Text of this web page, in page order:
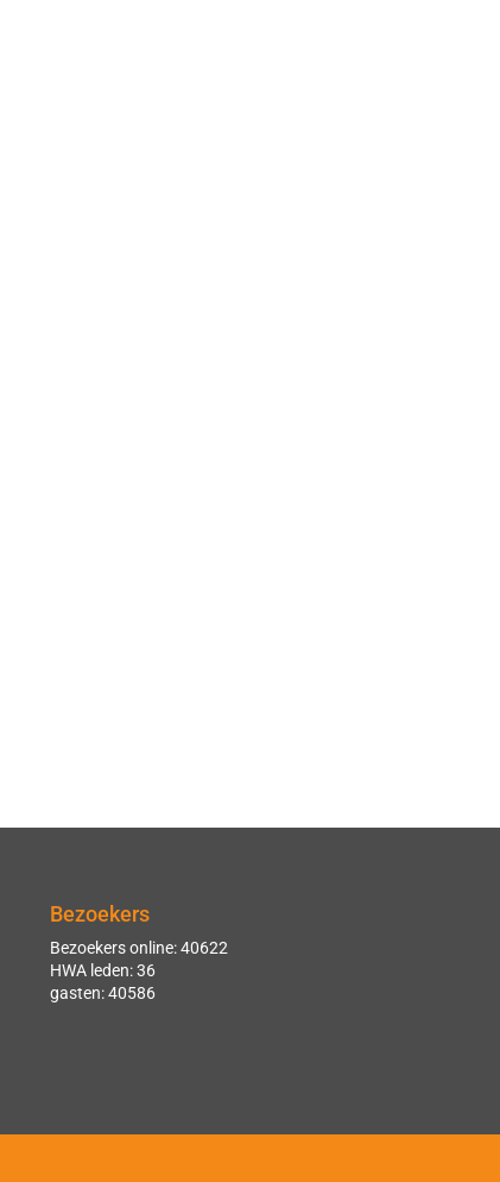
Bezoekers
Bezoekers online: 40622
HWA leden: 36
gasten: 40586